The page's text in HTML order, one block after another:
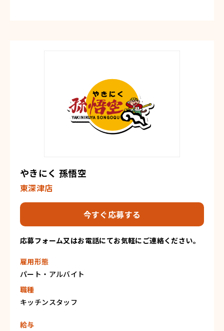
やきにく 孫悟空
東深津店
今すぐ応募する
応募フォーム又はお電話にてお気軽にご連絡ください。
雇用形態
パート・アルバイト
職種
キッチンスタッフ
給与